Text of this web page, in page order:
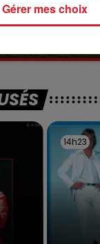
PERD LA
à pic
14h23
14h23
Gérer mes choix